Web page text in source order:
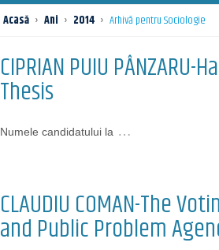
Acasă › Ani › 2014 › Arhivă pentru Sociologie
CIPRIAN PUIU PÂNZARU-
Thesis
Numele candidatului la …
CLAUDIU COMAN-The
and Public Problem